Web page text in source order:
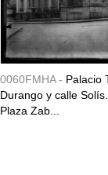
0060FMHA - Palacio
Durango y calle
Plaza Zab...